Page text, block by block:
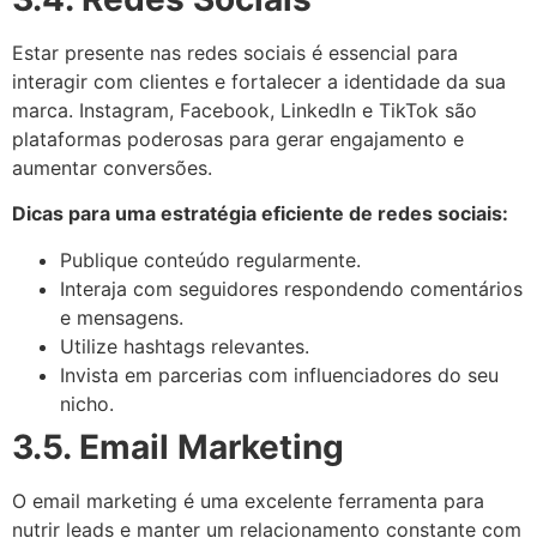
Estar presente nas redes sociais é essencial para
interagir com clientes e fortalecer a identidade da sua
marca. Instagram, Facebook, LinkedIn e TikTok são
plataformas poderosas para gerar engajamento e
aumentar conversões.
Dicas para uma estratégia eficiente de redes sociais:
Publique conteúdo regularmente.
Interaja com seguidores respondendo comentários
e mensagens.
Utilize hashtags relevantes.
Invista em parcerias com influenciadores do seu
nicho.
3.5. Email Marketing
O email marketing é uma excelente ferramenta para
nutrir leads e manter um relacionamento constante com